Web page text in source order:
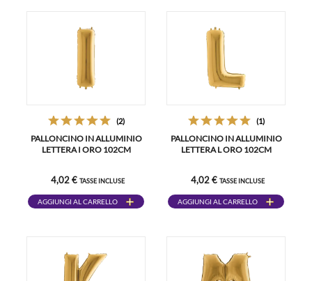
(2)
PALLONCINO IN ALLUMINIO
LETTERA I ORO 102CM
4,02 € TASSE INCLUSE
AGGIUNGI AL CARRELLO
(1)
PALLONCINO IN ALLUMINIO
LETTERA L ORO 102CM
4,02 € TASSE INCLUSE
AGGIUNGI AL CARRELLO